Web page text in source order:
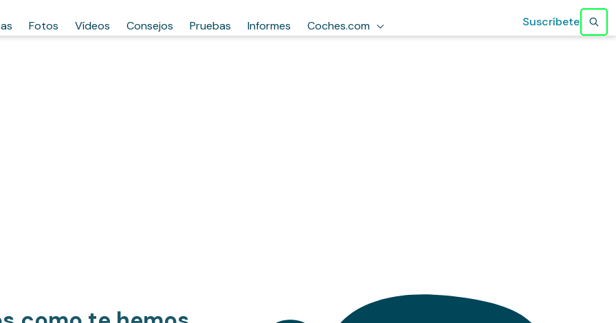
Fotos Vídeos Consejos Pruebas Informes Coches.com Suscríbete